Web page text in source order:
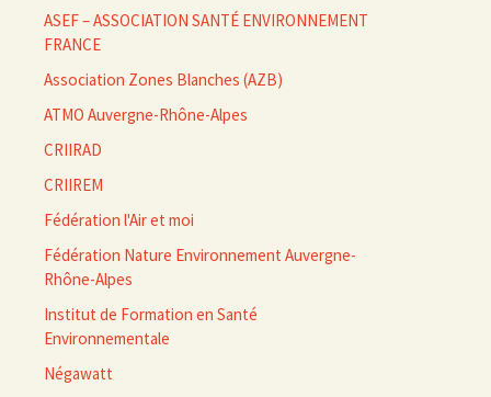
ASEF – ASSOCIATION SANTÉ ENVIRONNEMENT
FRANCE
Association Zones Blanches (AZB)
ATMO Auvergne-Rhône-Alpes
CRIIRAD
CRIIREM
Fédération l'Air et moi
Fédération Nature Environnement Auvergne-
Rhône-Alpes
Institut de Formation en Santé
Environnementale
Négawatt